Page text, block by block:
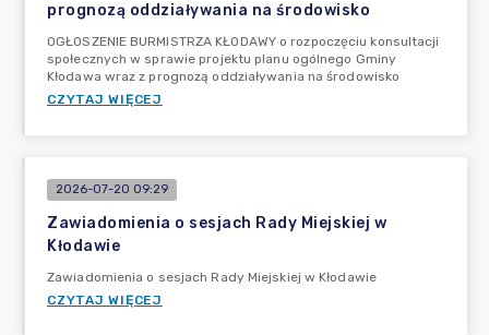
prognozą oddziaływania na środowisko
OGŁOSZENIE BURMISTRZA KŁODAWY o rozpoczęciu konsultacji
społecznych w sprawie projektu planu ogólnego Gminy
Kłodawa wraz z prognozą oddziaływania na środowisko
CZYTAJ WIĘCEJ
2026-07-20 09:29
Zawiadomienia o sesjach Rady Miejskiej w
Kłodawie
Zawiadomienia o sesjach Rady Miejskiej w Kłodawie
CZYTAJ WIĘCEJ